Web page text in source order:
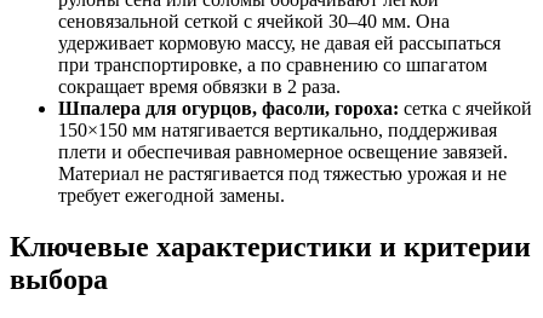
сеновязальной сеткой с ячейкой 30–40 мм. Она
удерживает кормовую массу, не давая ей рассыпаться
при транспортировке, а по сравнению со шпагатом
сокращает время обвязки в 2 раза.
Шпалера для огурцов, фасоли, гороха: сетка с ячейкой
150×150 мм натягивается вертикально, поддерживая
плети и обеспечивая равномерное освещение завязей.
Материал не растягивается под тяжестью урожая и не
требует ежегодной замены.
Ключевые характеристики и критерии
выбора